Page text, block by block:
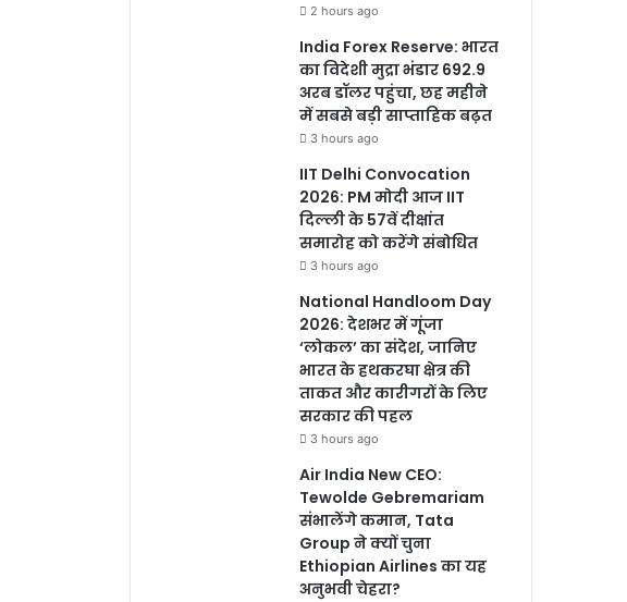
2 hours ago
India Forex Reserve: भारत
का विदेशी मुद्रा भंडार 692.9
अरब डॉलर पहुंचा, छह महीने
में सबसे बड़ी साप्ताहिक बढ़त
3 hours ago
IIT Delhi Convocation
2026: PM मोदी आज IIT
दिल्ली के 57वें दीक्षांत
समारोह को करेंगे संबोधित
3 hours ago
National Handloom Day
2026: देशभर में गूंजा
‘लोकल’ का संदेश, जानिए
भारत के हथकरघा क्षेत्र की
ताकत और कारीगरों के लिए
सरकार की पहल
3 hours ago
Air India New CEO:
Tewolde Gebremariam
संभालेंगे कमान, Tata
Group ने क्यों चुना
Ethiopian Airlines का यह
अनुभवी चेहरा?